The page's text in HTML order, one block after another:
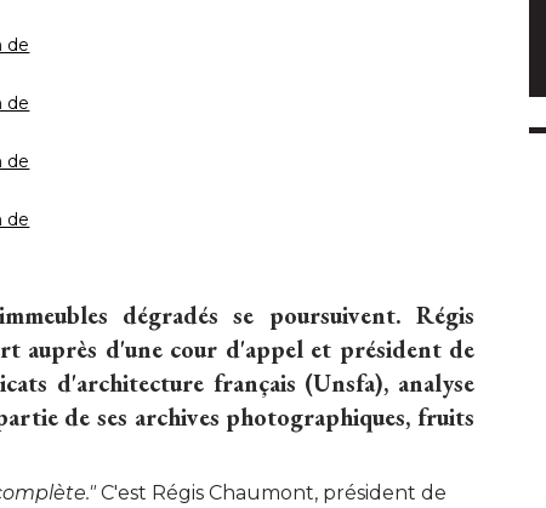
de
de
de
de
dégradés se poursuivent. Régis
auprès d'une cour d'appel et président de
d'architecture français (Unsfa), analyse
de ses archives photographiques, fruits
C'est Régis Chaumont, président de